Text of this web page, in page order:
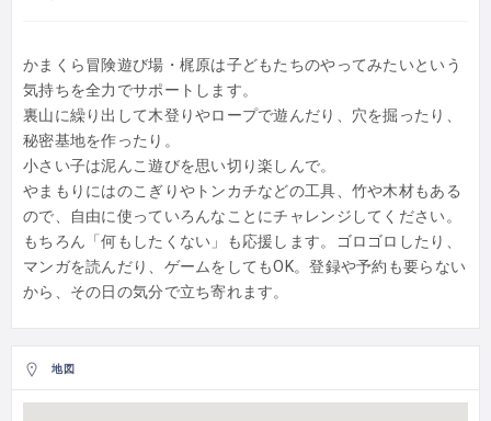
かまくら冒険遊び場・梶原は子どもたちのやってみたいという
気持ちを全力でサポートします。
裏山に繰り出して木登りやロープで遊んだり、穴を掘ったり、
秘密基地を作ったり。
小さい子は泥んこ遊びを思い切り楽しんで。
やまもりにはのこぎりやトンカチなどの工具、竹や木材もある
ので、自由に使っていろんなことにチャレンジしてください。
もちろん「何もしたくない」も応援します。ゴロゴロしたり、
マンガを読んだり、ゲームをしてもOK。登録や予約も要らない
から、その日の気分で立ち寄れます。
地図